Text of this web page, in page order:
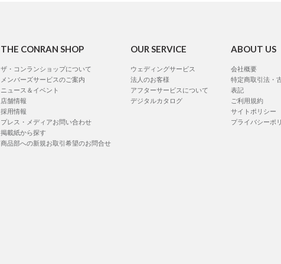
THE CONRAN SHOP
ザ・コンランショップについて
メンバーズサービスのご案内
ニュース＆イベント
店舗情報
採用情報
プレス・メディアお問い合わせ
掲載紙から探す
商品部への新規お取引希望のお問合せ
OUR SERVICE
ウェディングサービス
法人のお客様
アフターサービスについて
デジタルカタログ
ABOUT US
会社概要
特定商取引法・
表記
ご利用規約
サイトポリシー
プライバシーポ